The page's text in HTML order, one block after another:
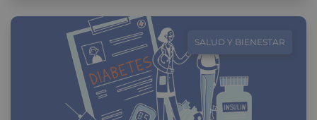
SALUD Y BIENESTAR